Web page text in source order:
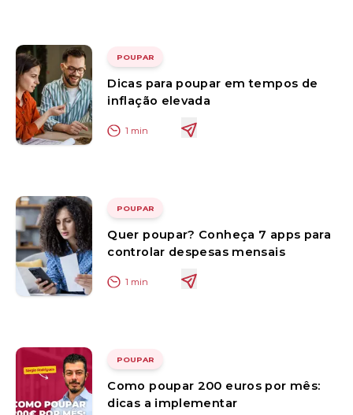
POUPAR
Dicas para poupar em tempos de
inflação elevada
1 min
POUPAR
Quer poupar? Conheça 7 apps para
controlar despesas mensais
1 min
POUPAR
Como poupar 200 euros por mês:
dicas a implementar